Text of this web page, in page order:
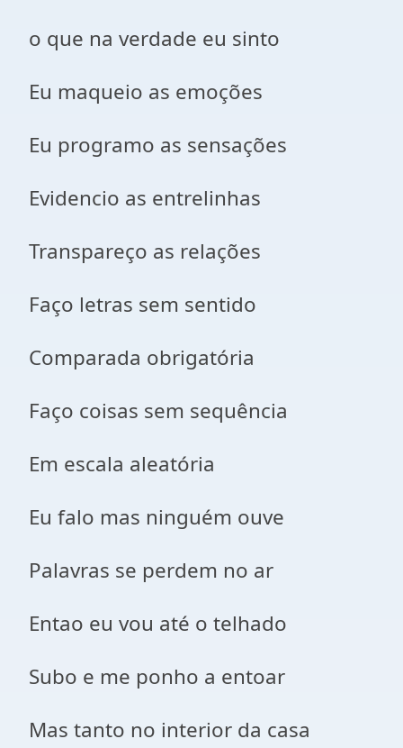
o que na verdade eu sinto
Eu maqueio as emoções
Eu programo as sensações
Evidencio as entrelinhas
Transpareço as relações
Faço letras sem sentido
Comparada obrigatória
Faço coisas sem sequência
Em escala aleatória
Eu falo mas ninguém ouve
Palavras se perdem no ar
Entao eu vou até o telhado
Subo e me ponho a entoar
Mas tanto no interior da casa